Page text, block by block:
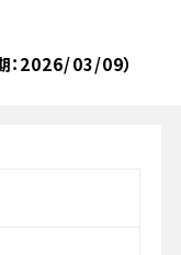
：2026/03/09）